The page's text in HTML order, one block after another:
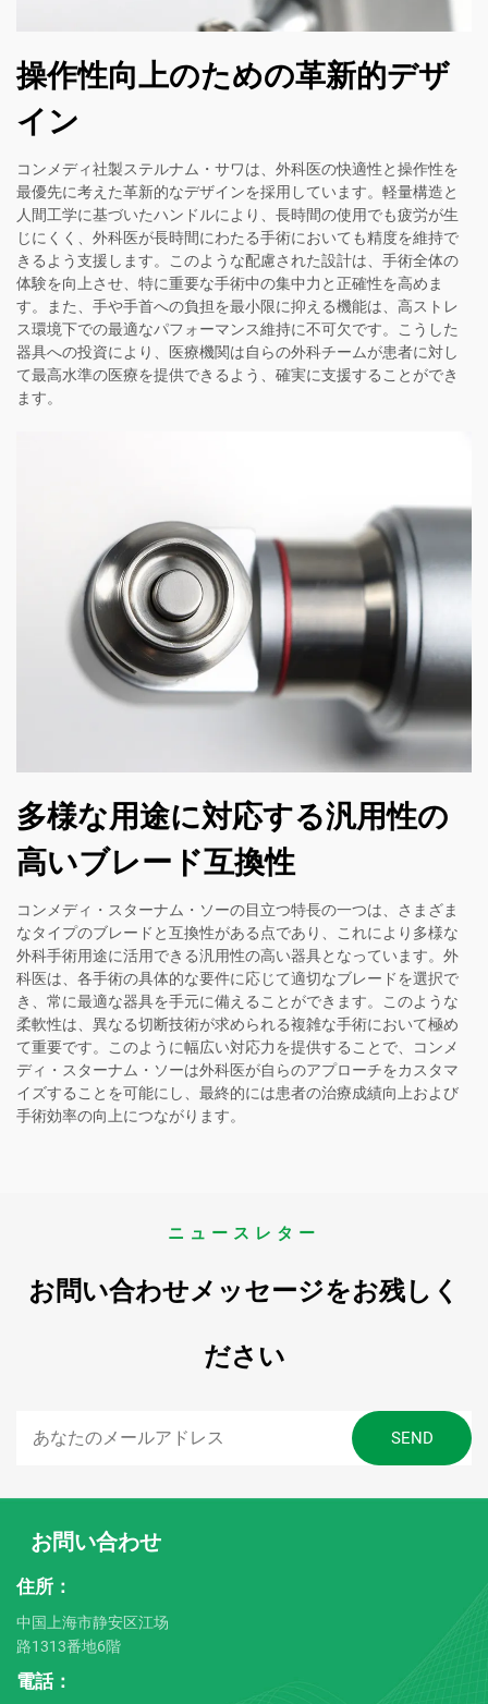
操作性向上のための革新的デザ
イン
コンメディ社製ステルナム・サワは、外科医の快適性と操作性を
最優先に考えた革新的なデザインを採用しています。軽量構造と
人間工学に基づいたハンドルにより、長時間の使用でも疲労が生
じにくく、外科医が長時間にわたる手術においても精度を維持で
きるよう支援します。このような配慮された設計は、手術全体の
体験を向上させ、特に重要な手術中の集中力と正確性を高めま
す。また、手や手首への負担を最小限に抑える機能は、高ストレ
ス環境下での最適なパフォーマンス維持に不可欠です。こうした
器具への投資により、医療機関は自らの外科チームが患者に対し
て最高水準の医療を提供できるよう、確実に支援することができ
ます。
多様な用途に対応する汎用性の
高いブレード互換性
コンメディ・スターナム・ソーの目立つ特長の一つは、さまざま
なタイプのブレードと互換性がある点であり、これにより多様な
外科手術用途に活用できる汎用性の高い器具となっています。外
科医は、各手術の具体的な要件に応じて適切なブレードを選択で
き、常に最適な器具を手元に備えることができます。このような
柔軟性は、異なる切断技術が求められる複雑な手術において極め
て重要です。このように幅広い対応力を提供することで、コンメ
ディ・スターナム・ソーは外科医が自らのアプローチをカスタマ
イズすることを可能にし、最終的には患者の治療成績向上および
手術効率の向上につながります。
ニュースレター
お問い合わせメッセージをお残しく
ださい
お問い合わせ
住所：
中国上海市静安区江场
路1313番地6階
電話：